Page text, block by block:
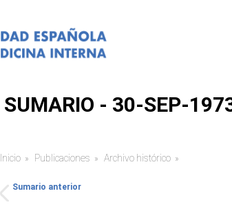
SUMARIO - 30-SEP-
Usted está aquí
Inicio Publicaciones Archivo histórico
Sumario anterior